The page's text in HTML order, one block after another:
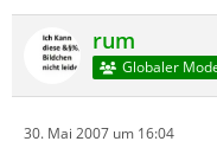
rum
Globaler
30. Mai 2007 um 16:04